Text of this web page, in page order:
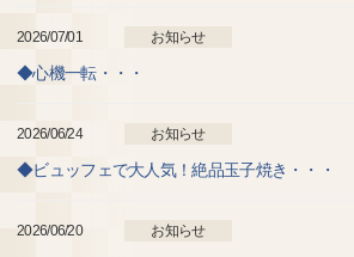
2026/07/01 お知らせ
◆心機一転・・・
2026/06/24 お知らせ
◆ビュッフェで大人気！絶品玉子焼き・・・
2026/06/20 お知らせ